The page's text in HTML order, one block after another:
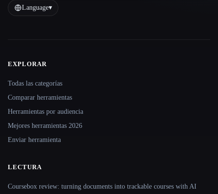
Language▾
Site navigation
EXPLORAR
Todas las categorías
Comparar herramientas
Herramientas por audiencia
Mejores herramientas 2026
Enviar herramienta
LECTURA
Coursebox review: turning documents into trackable courses with AI